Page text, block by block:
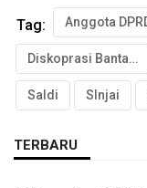
Tag:
Diskoprasi Bantaeng
Saldi SInjai
TERBARU